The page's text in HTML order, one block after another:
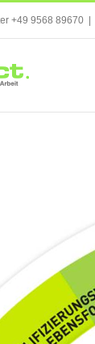
+49 9568 89670